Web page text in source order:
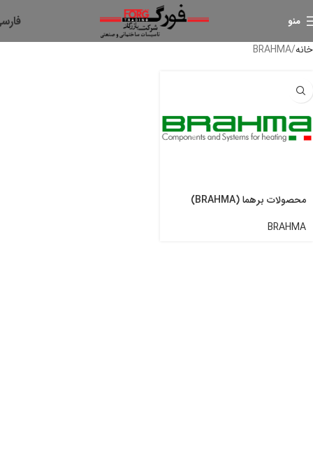
منو
خانه BRAHMA
محصولات برهما (BRAHMA)
BRAHMA